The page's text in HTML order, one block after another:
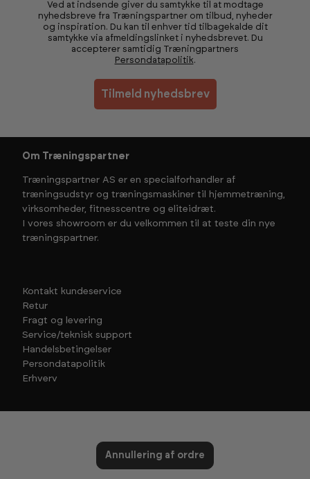
Ved at indsende giver du samtykke til at modtage
nyhedsbreve fra Træningspartner om tilbud, nyheder
og inspiration. Du kan til enhver tid tilbagekalde dit
samtykke via afmeldingslinket i nyhedsbrevet. Du
accepterer samtidig Træningpartners
Persondatapolitik.
Tilmeld nyhedsbrev
Om Træningspartner
Træningspartner AS er en specialforhandler af
træningsudstyr og træningsmaskiner til hjemmetræning,
virksomheder, fitnesscentre og eliteidræt.
I vores showroom er du velkommen til at teste din nye
træningspartner.
Kontakt kundeservice
Retur
Fragt og levering
Service/teknisk support
Handelsbetingelser
Persondatapolitik
Erhverv
Annullering af ordre